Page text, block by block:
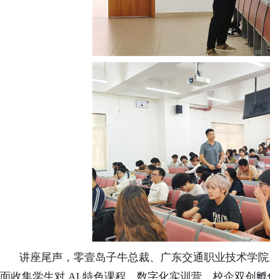
讲座尾声， 零壹岛子牛总裁、广东交通职业技术学院
面收集学生对 AI 特色课程、数字化实训营、校企双创